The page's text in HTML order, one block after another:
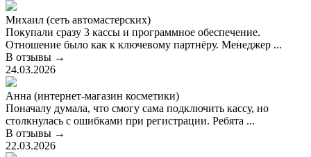
Михаил (сеть автомастерских)
Покупали сразу 3 кассы и программное обеспечение.
Отношение было как к ключевому партнёру. Менеджер ...
В отзывы →
24.03.2026
Анна (интернет-магазин косметики)
Поначалу думала, что смогу сама подключить кассу, но
столкнулась с ошибками при регистрации. Ребята ...
В отзывы →
22.03.2026